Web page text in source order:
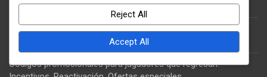
Beneficios acumulativos, Estrategias
Desafíos de Hitos del Evento: Tipos de desafíos, Estructuras
de recompensas, Consejos para la finalización
Códigos promocionales para jugadores que regresan:
Reject All
Accept All